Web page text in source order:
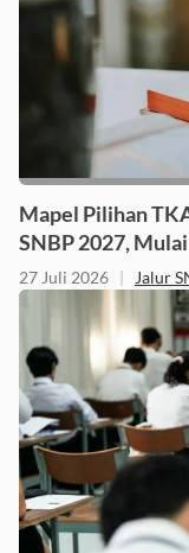
Mapel Pilihan
SNBP 2027,
27 Juli 2026 | Jalur